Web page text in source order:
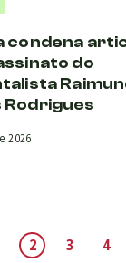
condena
do
Rodrigues
2026
2 3 4